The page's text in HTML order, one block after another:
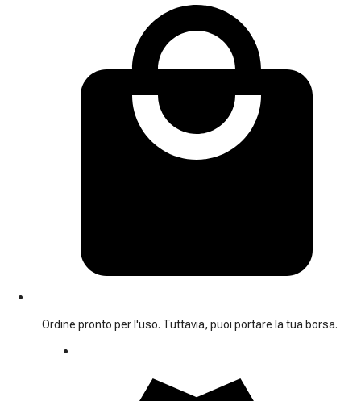
Ordine pronto per l'uso. Tuttavia, puoi portare la tua borsa.